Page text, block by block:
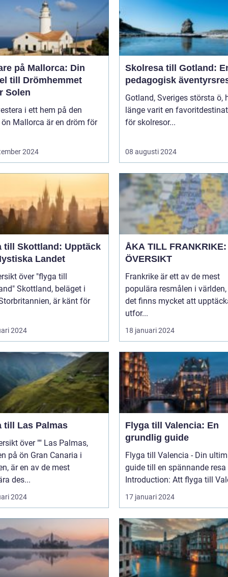
på Mallorca: Din
till Drömhemmet
Solen
i ett hem på den
Mallorca är en dröm för
2024
Skolresa till Gotland:
pedagogisk
Gotland, Sveriges största ö,
länge varit en
för skolresor...
08 augusti 2024
till Skottland: Upptäck
Landet
över "flyga till
beläget i
är känt för
2024
ÅKA TILL FRANKRIKE:
ÖVERSIKT
Frankrike är ett av de mest
populära resmålen i
det finns mycket att
utfor...
18 januari 2024
till Las Palmas
över "" Las Palmas,
på ön Gran Canaria i
är en av de mest
des...
2024
Flyga till Valencia: En
grundlig guide
Flyga till Valencia - Din
guide till en spännande resa
Introduction: Att flyga till
17 januari 2024